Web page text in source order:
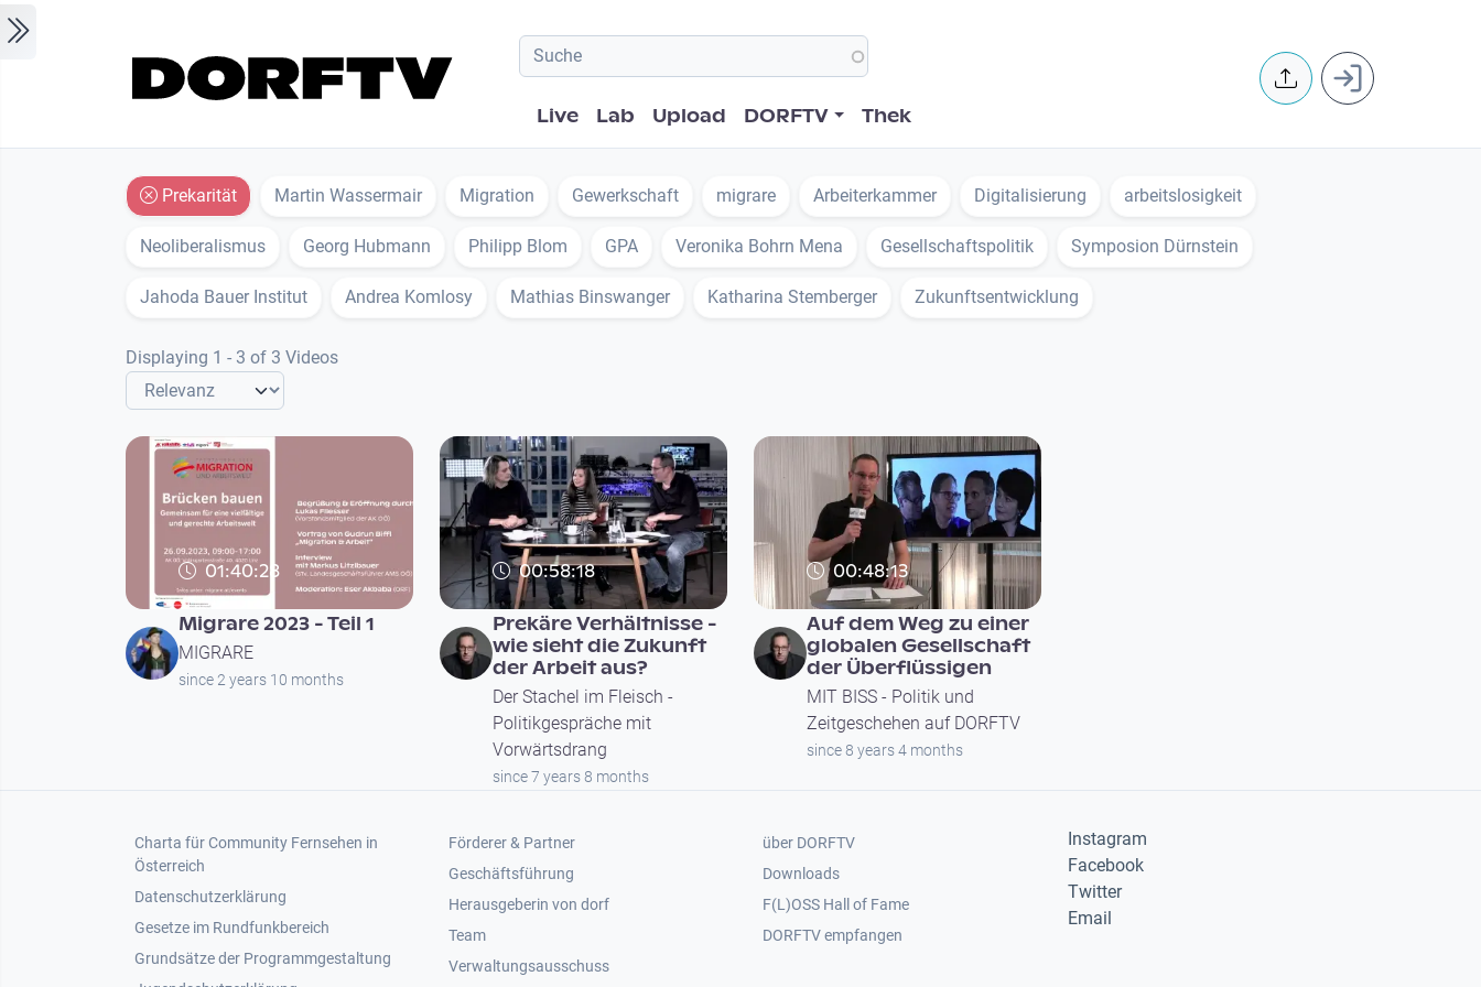
Hauptnavigation
Live Lab Upload DORFTV Thek
User
Prekarität Martin Wassermair Migration Gewerkschaft migrare Arbeiterkammer Digitalisierung arbeitslosigkeit
Neoliberalismus Georg Hubmann Philipp Blom GPA Veronika Bohrn Mena Gesellschaftspolitik Symposion Dürnstein
Jahoda Bauer Institut Andrea Komlosy Mathias Binswanger Katharina Stemberger Zukunftsentwicklung
Displaying 1 - 3 of 3 Videos
01:40:28
Migrare 2023 - Teil 1
MIGRARE
since 2 years 10 months
00:58:18
Prekäre Verhältnisse -
wie sieht die Zukunft
der Arbeit aus?
Der Stachel im Fleisch -
Politikgespräche mit
Vorwärtsdrang
since 7 years 8 months
00:48:13
Auf dem Weg zu einer
globalen Gesellschaft
der Überflüssigen
MIT BISS - Politik und
Zeitgeschehen auf DORFTV
since 8 years 4 months
Footer 1
Charta für Community Fernsehen in
Österreich
Datenschutzerklärung
Gesetze im Rundfunkbereich
Grundsätze der Programmgestaltung
Footer 2
Förderer & Partner
Geschäftsführung
Herausgeberin von dorf
Team
Verwaltungsausschuss
Footer 3
über DORFTV
Downloads
F(L)OSS Hall of Fame
Footer 4
DORFTV empfangen
Instagram
Facebook
Twitter
Email